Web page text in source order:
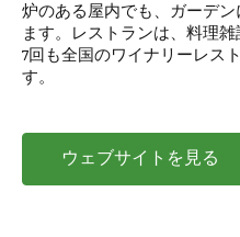
炉のある屋内でも、ガーデ
ます。レストランは、料理
7回も全国のワイナリーレス
す。
ウェブサイトを見る